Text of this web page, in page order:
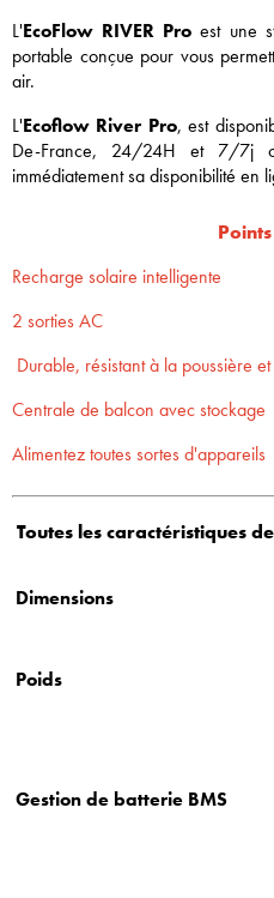
L'EcoFlow RIVER Pro est une
portable conçue pour vous
air.
L'Ecoflow River Pro, est
De-France, 24/24H et 7/7j
immédiatement sa disponibilité en
Recharge solaire intelligente
2 sorties AC
Durable, résistant à la poussière
Centrale de balcon avec stockage
Alimentez toutes sortes d'appareils
Toutes les caractéristiques
Dimensions
Poids
Gestion de batterie BMS